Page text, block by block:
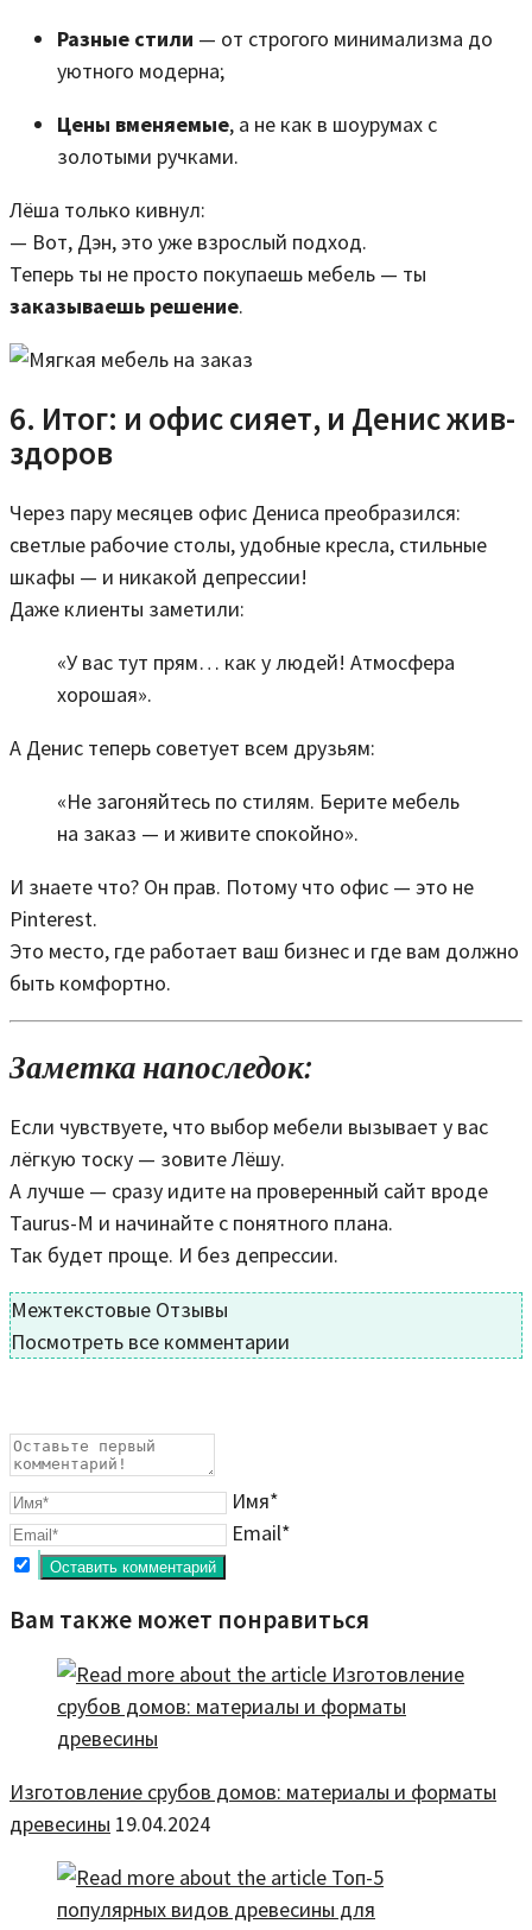
Разные стили — от строгого минимализма до
уютного модерна;
Цены вменяемые, а не как в шоурумах с
золотыми ручками.
Лёша только кивнул:
— Вот, Дэн, это уже взрослый подход.
Теперь ты не просто покупаешь мебель — ты
заказываешь решение.
6. Итог: и офис сияет, и Денис жив-
здоров
Через пару месяцев офис Дениса преобразился:
светлые рабочие столы, удобные кресла, стильные
шкафы — и никакой депрессии!
Даже клиенты заметили:
«У вас тут прям… как у людей! Атмосфера
хорошая».
А Денис теперь советует всем друзьям:
«Не загоняйтесь по стилям. Берите мебель
на заказ — и живите спокойно».
И знаете что? Он прав. Потому что офис — это не
Pinterest.
Это место, где работает ваш бизнес и где вам должно
быть комфортно.
Заметка напоследок:
Если чувствуете, что выбор мебели вызывает у вас
лёгкую тоску — зовите Лёшу.
А лучше — сразу идите на проверенный сайт вроде
Taurus-M и начинайте с понятного плана.
Так будет проще. И без депрессии.
Межтекстовые Отзывы
Посмотреть все комментарии
Имя*
Email*
Вам также может понравиться
Изготовление срубов домов: материалы и форматы
древесины 19.04.2024